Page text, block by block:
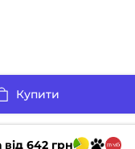
Купити
від 642 грн